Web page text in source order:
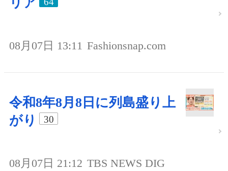
08月07日 13:11 Fashionsnap.com
令和8年8月8日に列島盛り上
がり
30
08月07日 21:12 TBS NEWS DIG